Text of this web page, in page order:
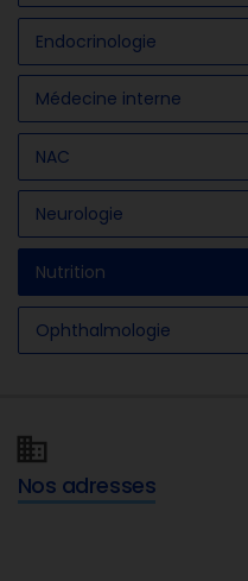
Endocrinologie
Médecine interne
NAC
Neurologie
Nutrition
Ophthalmologie
Nos adresses